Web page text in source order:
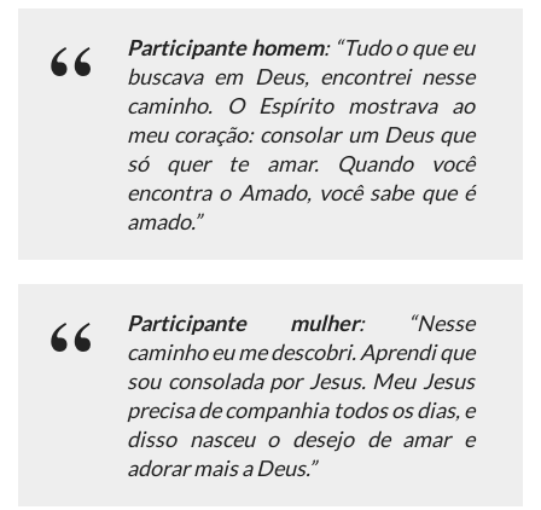
Participante homem: “Tudo o que eu
buscava em Deus, encontrei nesse
caminho. O Espírito mostrava ao
meu coração: consolar um Deus que
só quer te amar. Quando você
encontra o Amado, você sabe que é
amado.”
Participante mulher: “Nesse
caminho eu me descobri. Aprendi que
sou consolada por Jesus. Meu Jesus
precisa de companhia todos os dias, e
disso nasceu o desejo de amar e
adorar mais a Deus.”